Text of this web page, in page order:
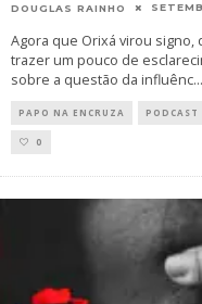
DOUGLAS RAINHO
Agora que Orixá virou
trazer um pouco de
sobre a questão da influênc...
PAPO NA ENCRUZA PODCAST
0